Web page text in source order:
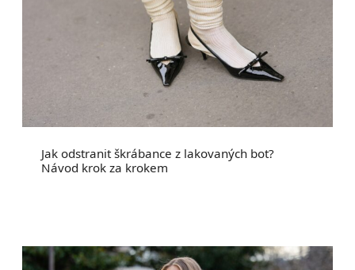
Jak odstranit škrábance z lakovaných bot?
Návod krok za krokem